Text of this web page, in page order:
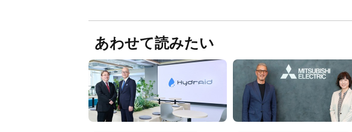
あわせて読みたい